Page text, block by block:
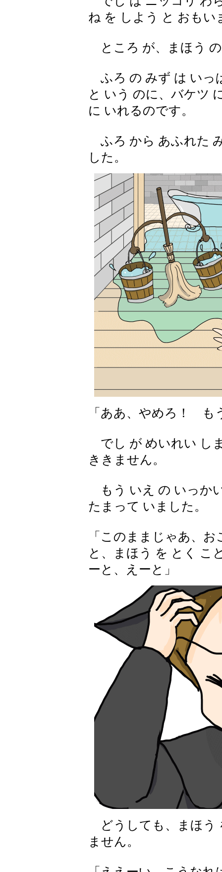
ね を しよう と おもい
ところ が、まほう
ふろ の みず は いっ
と いう のに、バケツ
に いれるのです。
ふろ から あふれた
した。
「ああ、やめろ！ も
でし が めいれい し
ききません。
もう いえ の いっか
たまって いました。
「このままじゃあ、
と、まほう を とく
ーと、えーと」
どうしても、まほう
ません。